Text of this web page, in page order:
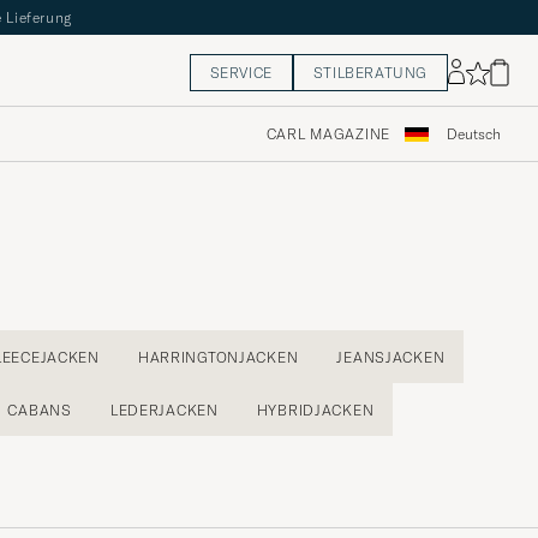
Lieferung
SERVICE STILBERATUNG
CARL MAGAZINE Deutsch
HARRINGTONJACKEN JEANSJACKEN
CABANS LEDERJACKEN HYBRIDJACKEN